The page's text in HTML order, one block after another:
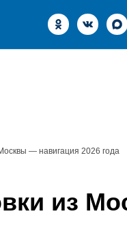
— навигация 2026 года
из